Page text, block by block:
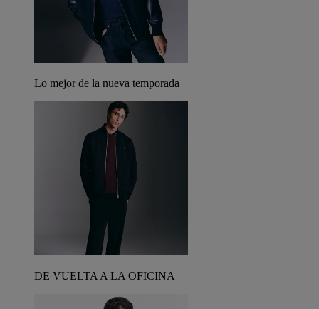
Lo mejor de la nueva temporada
DE VUELTA A LA OFICINA